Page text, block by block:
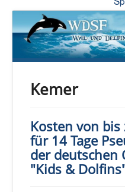
Kemer
Kosten von
für 14 Tage
der deutschen
"Kids &